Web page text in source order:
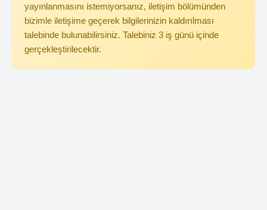
yayınlanmasını istemiyorsanız, iletişim bölümünden
bizimle iletişime geçerek bilgilerinizin kaldırılması
talebinde bulunabilirsiniz. Talebiniz 3 iş günü içinde
gerçekleştirilecektir.